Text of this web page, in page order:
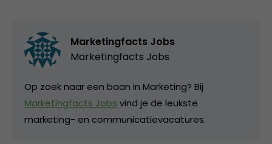
Marketingfacts Jobs
Marketingfacts Jobs
Op zoek naar een baan in Marketing? Bij
Marketingfacts Jobs vind je de leukste
marketing- en communicatievacatures.